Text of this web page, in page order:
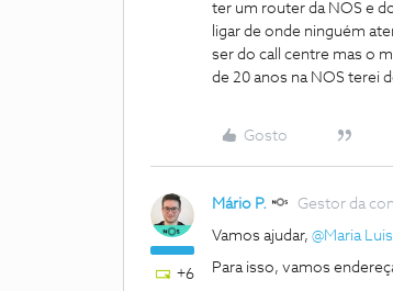
ter um router da NOS e
ligar de onde ninguém
ser do call centre mas o
de 20 anos na NOS terei
Gosto
+6
Mário P. Gestor da
Vamos ajudar, @Maria
Para isso, vamos